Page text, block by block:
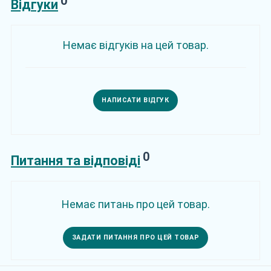
Відгуки
Немає відгуків на цей товар.
НАПИСАТИ ВІДГУК
Питання та відповіді 0
Немає питань про цей товар.
ЗАДАТИ ПИТАННЯ ПРО ЦЕЙ ТОВАР